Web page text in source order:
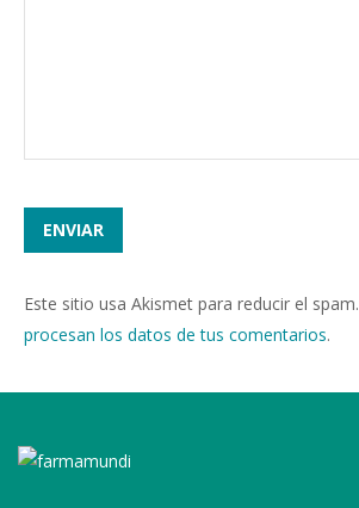
Este sitio usa Akismet para reducir el spam.
procesan los datos de tus comentarios.